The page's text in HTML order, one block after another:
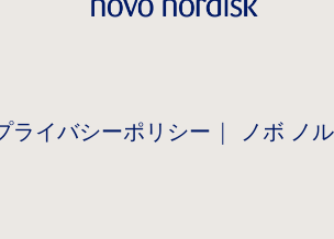
ライバシーポリシー ノボ ノ